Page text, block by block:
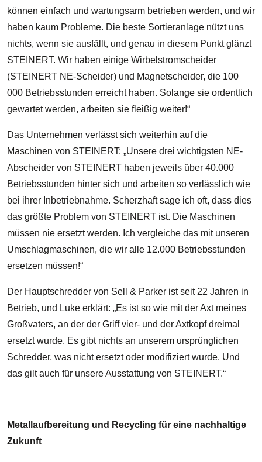
können einfach und wartungsarm betrieben werden, und wir
haben kaum Probleme. Die beste Sortieranlage nützt uns
nichts, wenn sie ausfällt, und genau in diesem Punkt glänzt
STEINERT. Wir haben einige Wirbelstromscheider
(STEINERT NE-Scheider) und Magnetscheider, die 100
000 Betriebsstunden erreicht haben. Solange sie ordentlich
gewartet werden, arbeiten sie fleißig weiter!“
Das Unternehmen verlässt sich weiterhin auf die
Maschinen von STEINERT: „Unsere drei wichtigsten NE-
Abscheider von STEINERT haben jeweils über 40.000
Betriebsstunden hinter sich und arbeiten so verlässlich wie
bei ihrer Inbetriebnahme. Scherzhaft sage ich oft, dass dies
das größte Problem von STEINERT ist. Die Maschinen
müssen nie ersetzt werden. Ich vergleiche das mit unseren
Umschlagmaschinen, die wir alle 12.000 Betriebsstunden
ersetzen müssen!“
Der Hauptschredder von Sell & Parker ist seit 22 Jahren in
Betrieb, und Luke erklärt: „Es ist so wie mit der Axt meines
Großvaters, an der der Griff vier- und der Axtkopf dreimal
ersetzt wurde. Es gibt nichts an unserem ursprünglichen
Schredder, was nicht ersetzt oder modifiziert wurde. Und
das gilt auch für unsere Ausstattung von STEINERT.“
Metallaufbereitung und Recycling für eine nachhaltige
Zukunft